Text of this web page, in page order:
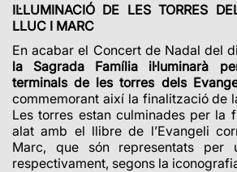
IL·LUMINACIÓ DE LES TORRES
LLUC I MARC
En acabar el Concert de Nadal del
la Sagrada Família il·luminarà
terminals de les torres dels
commemorant així la finalització de
Les torres estan culminades per la
alat amb el llibre de l’Evangeli
Marc, que són representats
respectivament, segons la